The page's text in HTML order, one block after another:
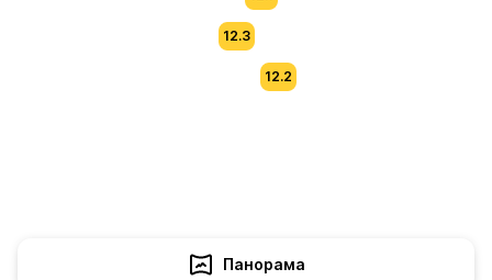
12.2
12.3
Панорама